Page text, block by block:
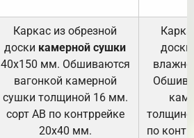
Каркас из обрезной
доски камерной сушки
40х150 мм. Обшиваются
вагонкой камерной
сушки толщиной 16 мм.
сорт АВ по контррейке
20х40 мм.
доски
по